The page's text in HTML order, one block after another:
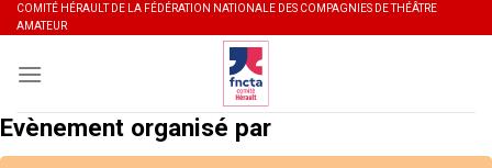
Skip
to
content
COMITÉ HÉRAULT DE LA FÉDÉRATION NATIONALE DES COMPAGNIES DE THÉÂTRE
AMATEUR
Evènement organisé par